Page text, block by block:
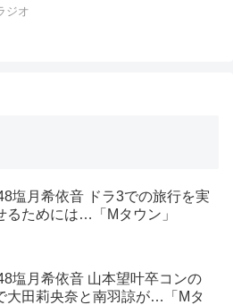
ジオ
塩月希依音 ドラ3での旅行を実
るためには…「Mタウン」
塩月希依音 山本望叶卒コンの
大田莉央奈と南羽諒が…「Mタ